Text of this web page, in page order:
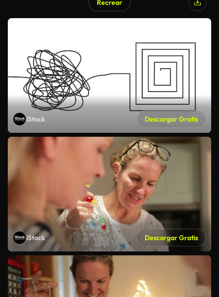
Recrear
iStock Descargar Gratis
iStock Descargar Gratis